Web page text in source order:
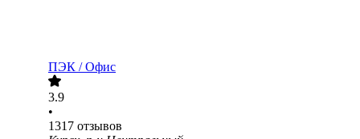
ПЭК / Офис
3.9
•
1317 отзывов